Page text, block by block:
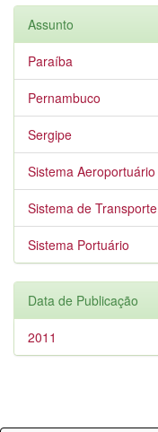
Assunto
Paraíba
Pernambuco
Sergipe
Sistema Aeroportuário
Sistema de Transporte
Sistema Portuário
Data de Publicação
2011